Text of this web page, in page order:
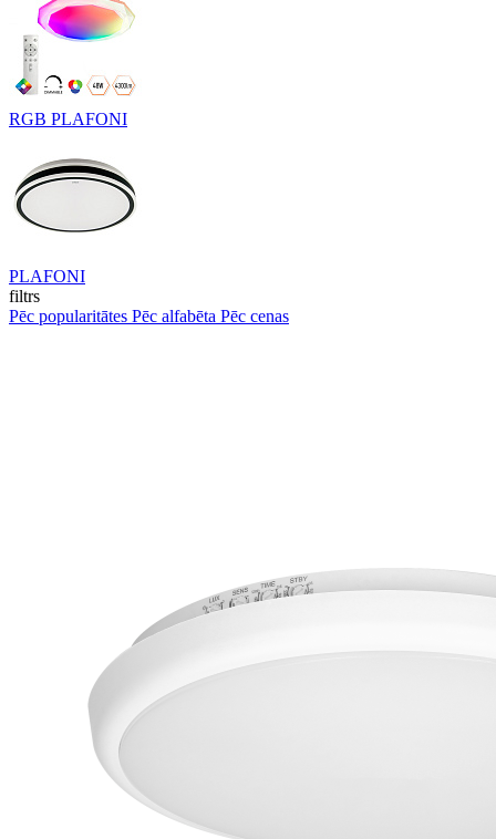
RGB PLAFONI
PLAFONI
filtrs
Pēc popularitātes Pēc alfabēta Pēc cenas